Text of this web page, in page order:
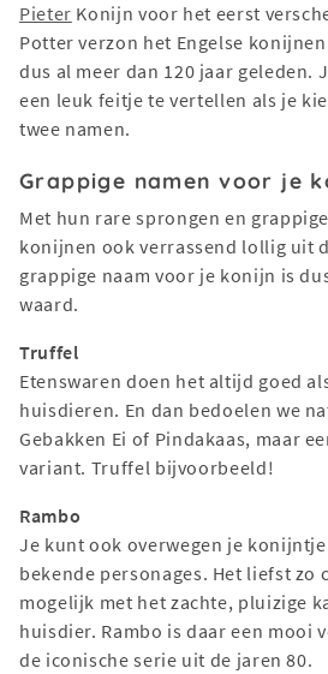
Pieter Konijn voor het eerst
Potter verzon het Engelse
dus al meer dan 120 jaar geleden.
een leuk feitje te vertellen als je
twee namen.
Grappige namen voor je
Met hun rare sprongen en
konijnen ook verrassend lollig uit
grappige naam voor je konijn is
waard.
Truffel
Etenswaren doen het altijd goed
huisdieren. En dan bedoelen we
Gebakken Ei of Pindakaas, maar
variant. Truffel bijvoorbeeld!
Rambo
Je kunt ook overwegen je
bekende personages. Het liefst zo
mogelijk met het zachte, pluizige
huisdier. Rambo is daar een mooi
de iconische serie uit de jaren 80.